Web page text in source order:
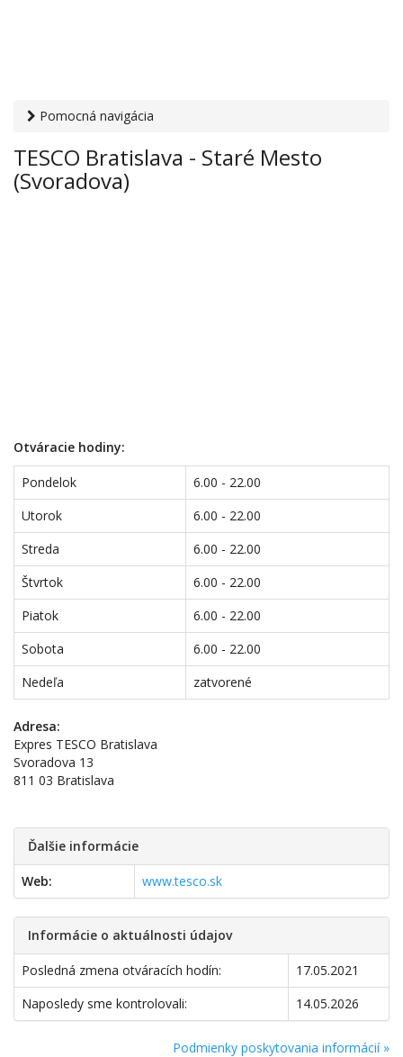
Pomocná navigácia
supermarkety› TESCO Bratislava - Staré Mesto
(Svoradova)
TESCO Bratislava - Staré Mesto
(Svoradova)
Otváracie hodiny:
Pondelok
6.00 - 22.00
Utorok
6.00 - 22.00
Streda
6.00 - 22.00
Štvrtok
6.00 - 22.00
Piatok
6.00 - 22.00
Sobota
6.00 - 22.00
Nedeľa
zatvorené
Adresa:
Expres TESCO Bratislava
Svoradova 13
811 03 Bratislava
Ďalšie informácie
Web: www.tesco.sk
Informácie o aktuálnosti údajov
Posledná zmena otváracích hodín:
17.05.2021
Naposledy sme kontrolovali:
14.05.2026
Podmienky poskytovania informácií »